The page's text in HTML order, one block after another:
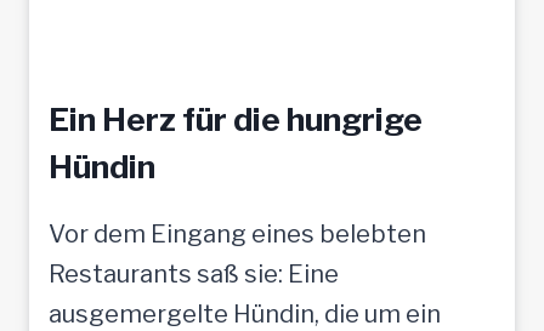
Ein Herz für die hungrige
Hündin
Vor dem Eingang eines belebten
Restaurants saß sie: Eine
ausgemergelte Hündin, die um ein